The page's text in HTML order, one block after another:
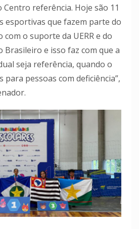
Centro referência. Hoje são 11
esportivas que fazem parte do
o suporte da UERR e do
Brasileiro e isso faz com que a
seja referência, quando o
pessoas com deficiência”,